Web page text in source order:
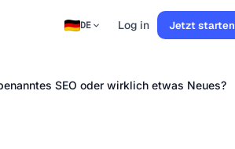
DE Log in Jetzt starten
SEO oder wirklich etwas Neues?